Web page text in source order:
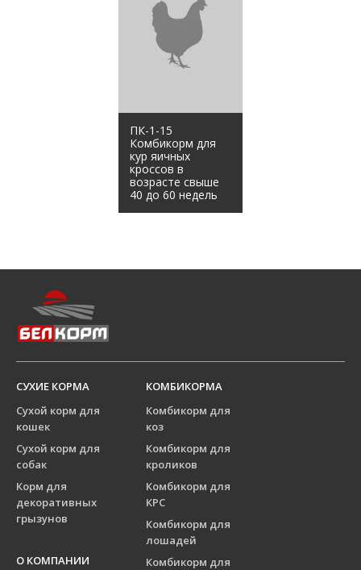
ПК-1-15
Комбикорм для
кур яичных
кроссов в
возрасте свыше
40 до 60 недель
СУХИЕ КОРМА
Сухой корм для
кошек
Сухой корм для
собак
Корм для
декоративных
грызунов
КОМБИКОРМА
Комбикорм для
коз
Комбикорм для
кроликов
Комбикорм для
КРС
Комбикорм для
лошадей
Комбикорм для
О КОМПАНИИ